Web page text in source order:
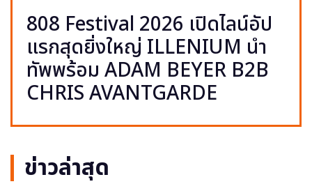
808 Festival 2026 เปิดไลน์อัป
แรกสุดยิ่งใหญ่ ILLENIUM นำ
ทัพพร้อม ADAM BEYER B2B
CHRIS AVANTGARDE
ข่าวล่าสุด